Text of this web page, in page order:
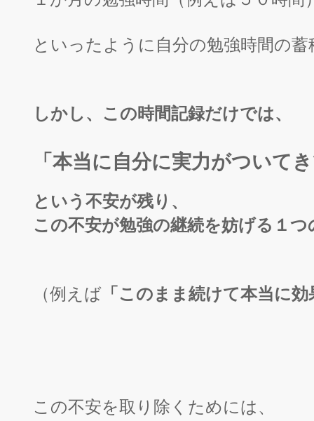
といったように自分の勉強時間の
しかし、この時間記録だけでは、
「本当に自分に実力がついて
という不安が残り、
この不安が勉強の継続を妨げる１
（例えば 「このまま続けて本当に
この不安を取り除くためには、